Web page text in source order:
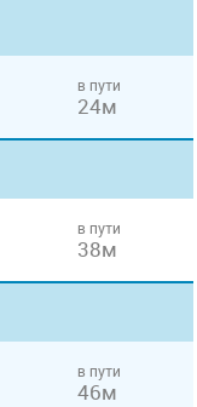
в пути
24м
в пути
38м
в пути
46м